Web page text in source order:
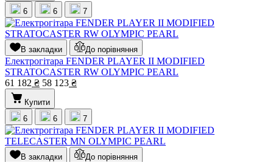
6
6 7
В закладки До порівняння
Електрогітара FENDER PLAYER II MODIFIED
STRATOCASTER RW OLYMPIC PEARL
61 182 ₴ 58 123 ₴
Купити
6
6 7
В закладки До порівняння